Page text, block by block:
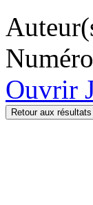
Ouvrir
Retour aux résultats